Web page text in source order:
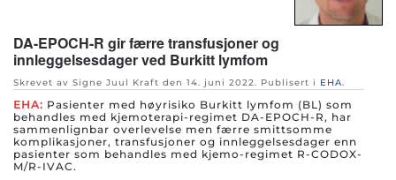
DA-EPOCH-R gir færre transfusjoner og
innleggelsesdager ved Burkitt lymfom
Skrevet av Signe Juul Kraft den 14. juni 2022. Publisert i EHA.
EHA: Pasienter med høyrisiko Burkitt lymfom (BL) som
behandles med kjemoterapi-regimet DA-EPOCH-R, har
sammenlignbar overlevelse men færre smittsomme
komplikasjoner, transfusjoner og innleggelsesdager enn
pasienter som behandles med kjemo-regimet R-CODOX-
M/R-IVAC.